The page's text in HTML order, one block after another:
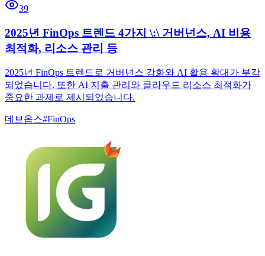
39
2025년 FinOps 트렌드 4가지 \:\ 거버넌스, AI 비용
최적화, 리소스 관리 등
2025년 FinOps 트렌드로 거버넌스 강화와 AI 활용 확대가 부각
되었습니다. 또한 AI 지출 관리와 클라우드 리소스 최적화가
중요한 과제로 제시되었습니다.
데브옵스#FinOps